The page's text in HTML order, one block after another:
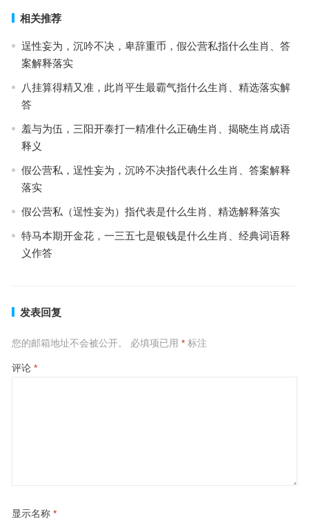
相关推荐
逞性妄为，沉吟不决，卑辞重币，假公营私指什么生肖、答
案解释落实
八挂算得精又准，此肖平生最霸气指什么生肖、精选落实解
答
羞与为伍，三阳开泰打一精准什么正确生肖、揭晓生肖成语
释义
假公营私，逞性妄为，沉吟不决指代表什么生肖、答案解释
落实
假公营私（逞性妄为）指代表是什么生肖、精选解释落实
特马本期开金花，一三五七是银钱是什么生肖、经典词语释
义作答
发表回复
您的邮箱地址不会被公开。 必填项已用 *标注
评论 *
显示名称 *